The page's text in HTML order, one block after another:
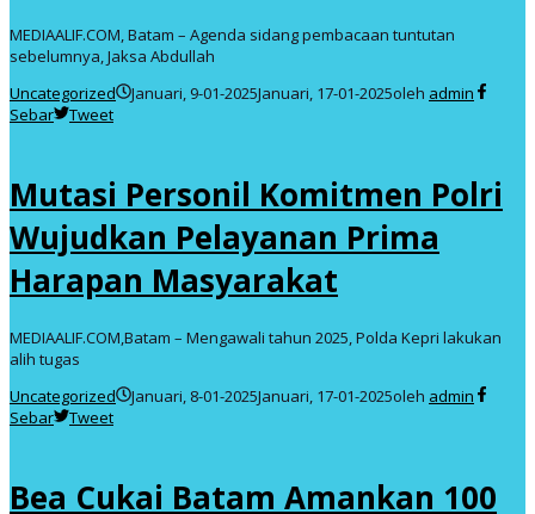
MEDIAALIF.COM, Batam – Agenda sidang pembacaan tuntutan
sebelumnya, Jaksa Abdullah
Uncategorized
Januari, 9-01-2025Januari, 17-01-2025oleh admin
Sebar
Tweet
Mutasi Personil Komitmen Polri
Wujudkan Pelayanan Prima
Harapan Masyarakat
MEDIAALIF.COM,Batam – Mengawali tahun 2025, Polda Kepri lakukan
alih tugas
Uncategorized
Januari, 8-01-2025Januari, 17-01-2025oleh admin
Sebar
Tweet
Bea Cukai Batam Amankan 100